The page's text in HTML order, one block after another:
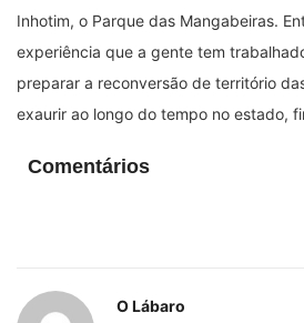
Inhotim, o Parque das Mangabeiras.
experiência que a gente tem
preparar a reconversão de território
exaurir ao longo do tempo no estado,
Comentários
O Lábaro